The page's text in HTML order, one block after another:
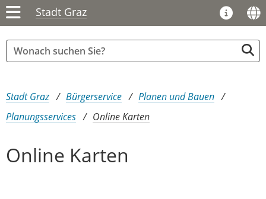
Stadt Graz
Sie sind hier:
Stadt Graz Bürgerservice
Planen und Bauen
Planungsservices
Online Karten
Online Karten